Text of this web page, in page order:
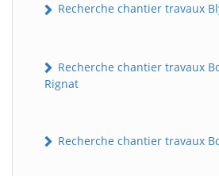
Recherche chantier travaux
Recherche chantier travaux
Rignat
Recherche chantier travaux